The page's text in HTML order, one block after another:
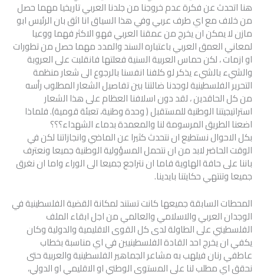
هنا اتحدث عن فكرة عدم خروجنا من جلدنا العربي تاريخيا مهما حصل
من خلاف مع اي طرف عربي وفي هذا السياق انا اثق بان الرئيس ابو
مازن لا يمكن ان يخرج من عمقنا العربي فهو الاكثر فهما ووعيا
لمعاني العمق العربي باعتباره السند والمدد مهما حصل من تطورات
او ازمات ، لكن حماس العربية السنية فعلتها فانقلبت على العروبة
والشيء بالشيء يذكر لو كلفنا انفسنا بالرجوع الى شعار منظمة
التحرير الفلسطينية لوجدنا ضالتنا بين تفاصيل الشعار المطلوب رأسه
من كل الحاقدين ، لقد دون اسلافنا العظام على هذا الشعار
استراتيجيتنا الوطنية للمستقبل ( وحدة وطنية، تعبئة قومية). فلماذا
اضعنا الطريق المرسومة لنا والمعمدة بدماء الشهداء؟؟؟
بكل الاحوال نستطيع ان نتحدث كثيرا عن الماضي وانجازاتنا لكن في
الوقت الحاضر لابد من ان نتحمل المسؤولية الوطنية جميعا ونعترف
باننا على حافة الهاوية فاما ان نتراجع جميعا الى الوراء واما ان نغرق
جميعا وتنتهي حكايتنا بايدينا.
المحطات السابقة جميعها كانت تستند لمكانة القضية الفلسطينية في
الوجدان العربي والاسلامي والعالمي من اجل ابقاء الملف
الفلسطيني على الطاولة لدى كل القوى الاقليمية والدولية وكان
يكفي ان يخرج احد القادة الفلسطينيين في اي مناسبة بخطاب
عاطفي رنان فيلهب به مشاعر الجماهير الفلسطينية والعربية حتى
نحقق اي مطلب لنا على المستوى الوطني او الاقليمي او الدولي،